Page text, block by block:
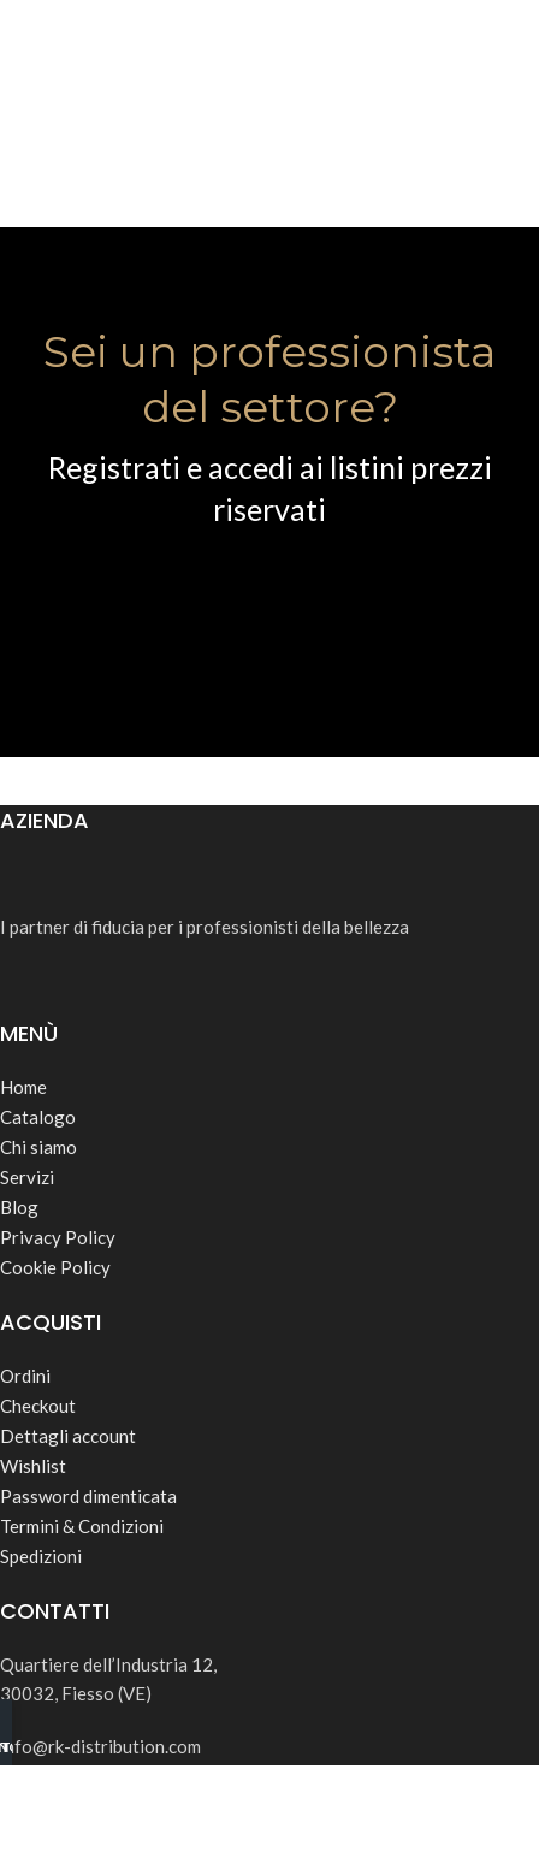
Sei un professionista
del settore?
Registrati e accedi ai listini prezzi
riservati
AZIENDA
I partner di fiducia per i professionisti della bellezza
MENÙ
Home
Catalogo
Chi siamo
Servizi
Blog
Privacy Policy
Cookie Policy
ACQUISTI
Ordini
Checkout
Dettagli account
Wishlist
Password dimenticata
Termini & Condizioni
Spedizioni
CONTATTI
Quartiere dell’Industria 12,
30032, Fiesso (VE)
info@rk-distribution.com
B2B